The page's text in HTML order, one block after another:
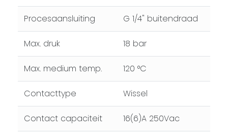
Procesaansluiting G 1/4" buitendraad
Max. druk 18 bar
Max. medium temp. 120 °C
Contacttype Wissel
Contact capaciteit 16(6)A 250Vac